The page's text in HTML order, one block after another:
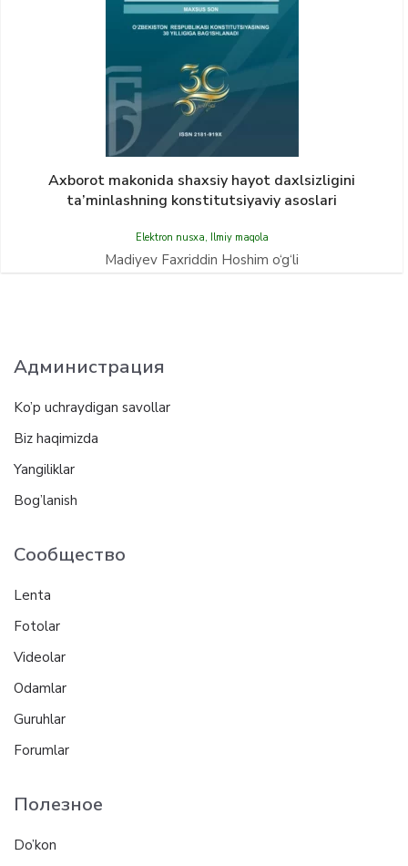
Axborot makonida shaxsiy hayot daxlsizligini
ta’minlashning konstitutsiyaviy asoslari
Elektron nusxa, Ilmiy maqola
Madiyev Faxriddin Hoshim o‘g‘li
Администрация
Ko’p uchraydigan savollar
Biz haqimizda
Yangiliklar
Bog’lanish
Сообщество
Lenta
Fotolar
Videolar
Odamlar
Guruhlar
Forumlar
Полезное
Do’kon